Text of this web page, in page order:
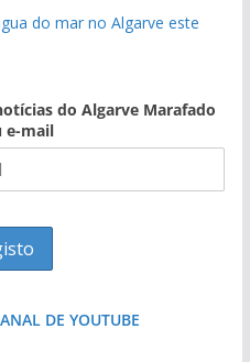
do mar no Algarve este
do Algarve Marafado
e-mail
DE YOUTUBE